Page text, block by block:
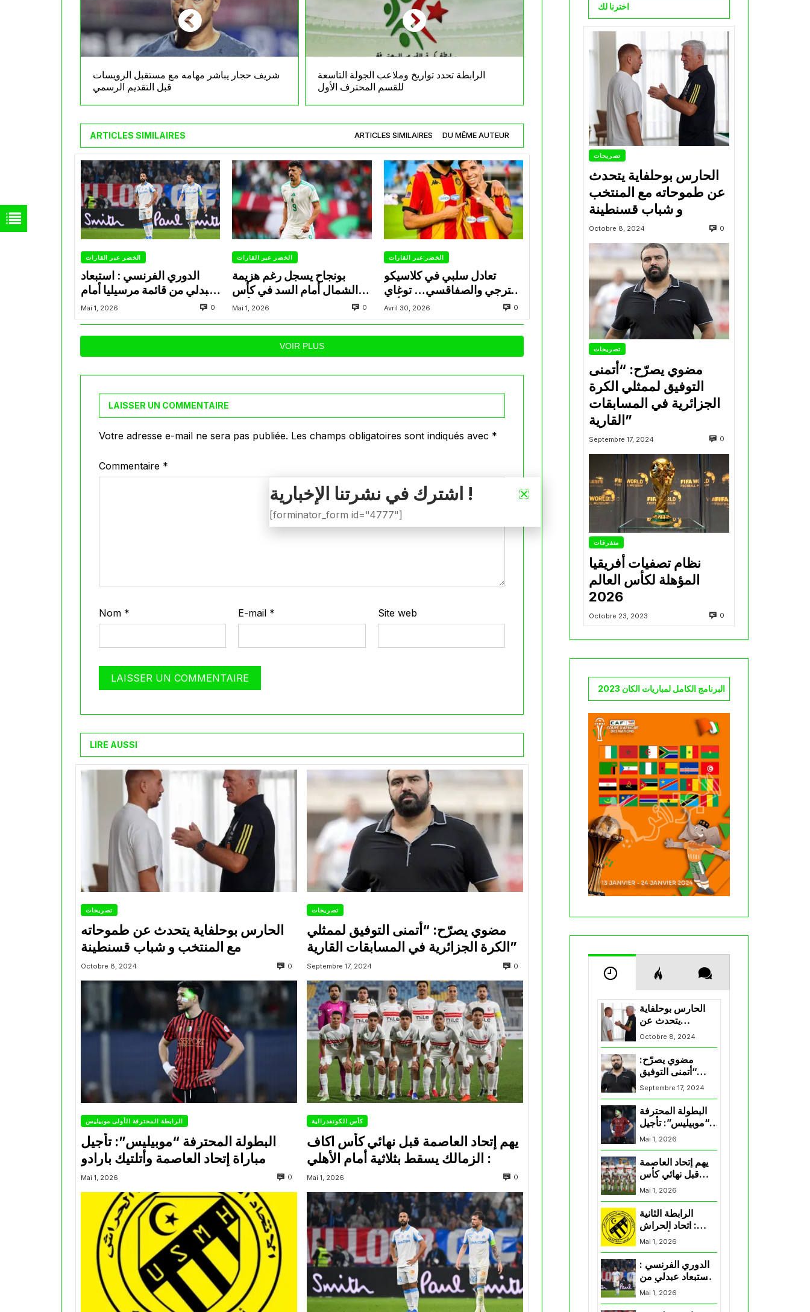
شريف حجار يباشر مهامه مع مستقبل الرويسات
قبل التقديم الرسمي
الرابطة تحدد تواريخ وملاعب الجولة التاسعة
للقسم المحترف الأول
ARTICLES SIMILAIRES ARTICLES SIMILAIRES DU MÊME AUTEUR
الخضر عبر القارات
الدوري الفرنسي : استبعاد
عبدلي من قائمة مرسيليا أمام
نانت
Mai 1, 2026 0
الخضر عبر القارات
بونجاح يسجل رغم هزيمة
الشمال أمام السد في كأس
الأمير
Mai 1, 2026 0
الخضر عبر القارات
تعادل سلبي في كلاسيكو
الترجي والصفاقسي… توغاي
يهدر ركلة جزاء وبوعالية يتألق
Avril 30, 2026 0
VOIR PLUS
LAISSER UN COMMENTAIRE
Votre adresse e-mail ne sera pas publiée. Les champs obligatoires sont indiqués avec *
Commentaire *
Nom * E-mail * Site web
LIRE AUSSI
تصريحات
الحارس بوحلفاية يتحدث عن طموحاته
مع المنتخب و شباب قسنطينة
Octobre 8, 2024 0
تصريحات
مضوي يصرّح: “أتمنى التوفيق لممثلي
الكرة الجزائرية في المسابقات القارية”
Septembre 17, 2024 0
الرابطة المحترفة الأولى موبيليس
البطولة المحترفة “موبيليس”: تأجيل
مباراة إتحاد العاصمة وأتلتيك بارادو
Mai 1, 2026 0
كأس الكونفدرالية
يهم إتحاد العاصمة قبل نهائي كأس اكاف
Mai 1, 2026 0
اخترنا لك
تصريحات
الحارس بوحلفاية يتحدث
عن طموحاته مع المنتخب
و شباب قسنطينة
Octobre 8, 2024 0
تصريحات
مضوي يصرّح: “أتمنى
التوفيق لممثلي الكرة
الجزائرية في المسابقات
القارية”
Septembre 17, 2024 0
متفرقات
نظام تصفيات أفريقيا
المؤهلة لكأس العالم
2026
Octobre 23, 2023 0
البرنامج الكامل لمباريات الكان 2023
الحارس بوحلفاية
يتحدث عن
طموحاته مع
المنتخب و شباب
قسنطينة
Octobre 8, 2024
مضوي يصرّح:
“أتمنى التوفيق
لممثلي الكرة
الجزائرية في
Septembre 17, 2024
البطولة المحترفة
“موبيليس”: تأجيل
مباراة إتحاد
العاصمة وأتلتيك
بارادو
Mai 1, 2026
يهم إتحاد العاصمة
قبل نهائي كأس
اكاف : الزمالك
يسقط بثلاثية أمام
Mai 1, 2026
الرابطة الثانية
: اتحاد الحراش
يحسم التأهل إلى
“البلاي أوف”
Mai 1, 2026
الدوري الفرنسي :
استبعاد عبدلي من
قائمة مرسيليا أمام
Mai 1, 2026
اشترك في نشرتنا الإخبارية !
[forminator_form id="4777"]